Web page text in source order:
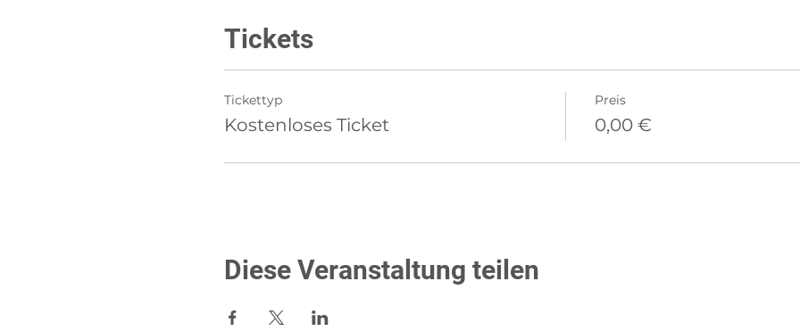
Tickets
Tickettyp
Kostenloses Ticket
Preis
0,00 €
Diese Veranstaltung teilen